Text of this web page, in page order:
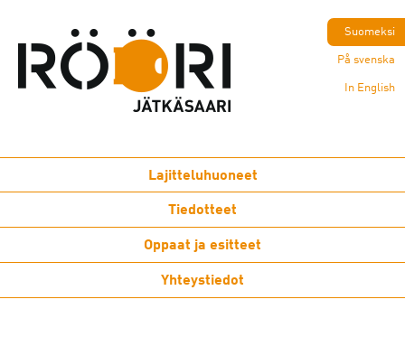
Suomeksi
På svenska
In English
Lajitteluhuoneet
Tiedotteet
Oppaat ja esitteet
Yhteystiedot